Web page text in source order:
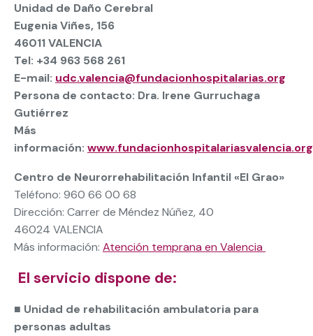
Unidad de Daño Cerebral
Eugenia Viñes, 156
46011VALENCIA
Tel: +34 963 568 261
E-mail: udc.valencia@fundacionhospitalarias.org
Persona de contacto: Dra. Irene Gurruchaga
Gutiérrez
Más
información: www.fundacionhospitalariasvalencia.org
Centro de Neurorrehabilitación Infantil «El Grao»
Teléfono: 960 66 00 68
Dirección: Carrer de Méndez Núñez, 40
46024 VALENCIA
Más información: Atención temprana en Valencia
El servicio dispone de:
■ Unidad de rehabilitación ambulatoria para
personas adultas